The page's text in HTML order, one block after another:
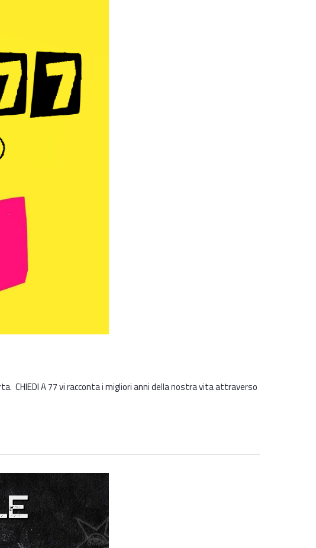
CHIEDI A 77 vi racconta i migliori anni della nostra vita attraverso